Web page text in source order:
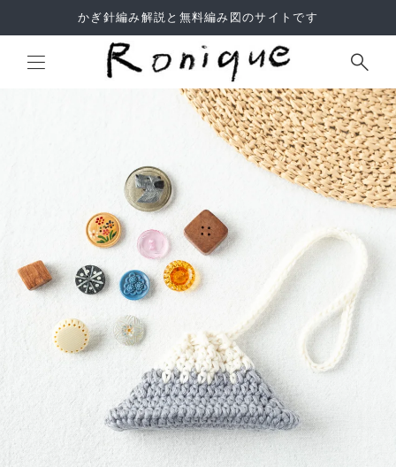
かぎ針編み解説と無料編み図のサイトです
よくあるご質問
利用規約
サイトマップ